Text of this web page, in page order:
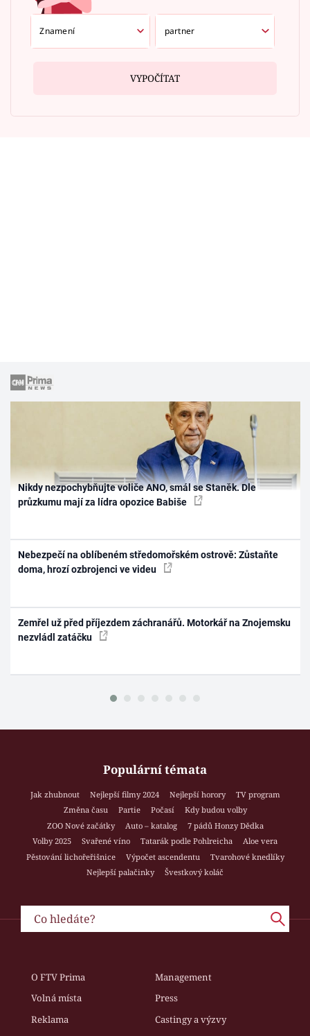
VYPOČÍTAT
Nikdy nezpochybňujte voliče ANO, smál se Staněk. Dle
průzkumu mají za lídra opozice Babiše
Nebezpečí na oblíbeném středomořském ostrově: Zůstaňte
doma, hrozí ozbrojenci ve videu
Zemřel už před příjezdem záchranářů. Motorkář na Znojemsku
nezvládl zatáčku
Populární témata
Jak zhubnout Nejlepší filmy 2024 Nejlepší horory
TV program
Změna času
Partie Počasí
Kdy budou volby
ZOO Nové začátky
Auto – katalog
7 pádů Honzy Dědka
Volby 2025
Svařené víno Tatarák podle Pohlreicha
Aloe vera
Pěstování lichořeřišnice
Výpočet ascendentu
Tvarohové knedlíky
Nejlepší palačinky
Švestkový koláč
O FTV Prima
Management
Volná místa
Press
Reklama
Castingy a výzvy